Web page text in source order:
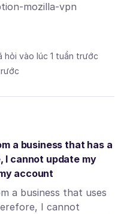
mozilla-vpn
hỏi vào lúc 1 tuần trước
a business that has a
I cannot update my
account
a business that uses
I cannot